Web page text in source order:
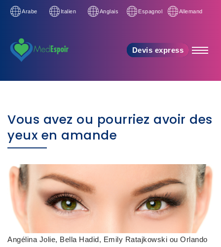
Arabe Italien Anglais Espagnol Allemand
Devis express
Vous avez ou pourriez avoir des
yeux en amande
Angélina Jolie, Bella Hadid, Emily Ratajkowski ou Orlando